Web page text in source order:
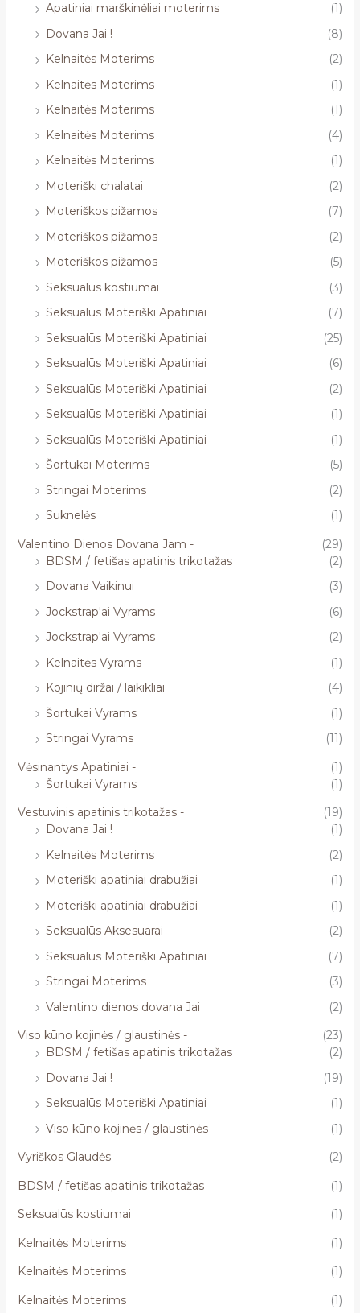
Apatiniai marškinėliai moterims
(1)
Dovana Jai !
(8)
Kelnaitės Moterims
(2)
Kelnaitės Moterims
(1)
Kelnaitės Moterims
(1)
Kelnaitės Moterims
(4)
Kelnaitės Moterims
(1)
Moteriški chalatai
(2)
Moteriškos pižamos
(7)
Moteriškos pižamos
(2)
Moteriškos pižamos
(5)
Seksualūs kostiumai
(3)
Seksualūs Moteriški Apatiniai
(7)
Seksualūs Moteriški Apatiniai
(25)
Seksualūs Moteriški Apatiniai
(6)
Seksualūs Moteriški Apatiniai
(2)
Seksualūs Moteriški Apatiniai
(1)
Seksualūs Moteriški Apatiniai
(1)
Šortukai Moterims
(5)
Stringai Moterims
(2)
Suknelės
(1)
Valentino Dienos Dovana Jam -
(29)
BDSM / fetišas apatinis trikotažas
(2)
Dovana Vaikinui
(3)
Jockstrap'ai Vyrams
(6)
Jockstrap'ai Vyrams
(2)
Kelnaitės Vyrams
(1)
Kojinių diržai / laikikliai
(4)
Šortukai Vyrams
(1)
Stringai Vyrams
(11)
Vėsinantys Apatiniai -
(1)
Šortukai Vyrams
(1)
Vestuvinis apatinis trikotažas -
(19)
Dovana Jai !
(1)
Kelnaitės Moterims
(2)
Moteriški apatiniai drabužiai
(1)
Moteriški apatiniai drabužiai
(1)
Seksualūs Aksesuarai
(2)
Seksualūs Moteriški Apatiniai
(7)
Stringai Moterims
(3)
Valentino dienos dovana Jai
(2)
Viso kūno kojinės / glaustinės -
(23)
BDSM / fetišas apatinis trikotažas
(2)
Dovana Jai !
(19)
Seksualūs Moteriški Apatiniai
(1)
Viso kūno kojinės / glaustinės
(1)
Vyriškos Glaudės
(2)
BDSM / fetišas apatinis trikotažas
(1)
Seksualūs kostiumai
(1)
Kelnaitės Moterims
(1)
Kelnaitės Moterims
(1)
Kelnaitės Moterims
(1)